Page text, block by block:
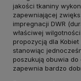
jakości tkaniny
zapewniającej
impregnacji DWR
właściwej
propozycją dla
stanowiąc
poszukują obuwia
zapewnia bardzo